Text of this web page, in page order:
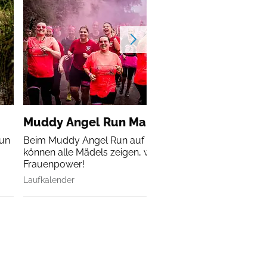
Muddy Angel Run Mannheim
Beim Muddy Angel Run auf dem Maimarkt in
können alle Mädels zeigen, was in ihnen steckt:
Frauenpower!
Laufkalender